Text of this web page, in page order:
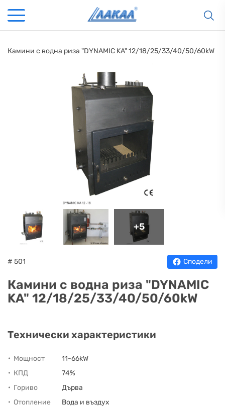
КАМИНИ
НА
ДЪРВА
KАМИНИ
НА
ПЕЛЕТИ
КОТЛИ
Камини с водна риза "DYNAMIC KA" 12/18/25/33/40/50/60kW
+5
# 501 Сподели
Камини с водна риза "DYNAMIC
KA" 12/18/25/33/40/50/60kW
Технически характеристики
Мощност
11-66kW
КПД
74%
Гориво
Дърва
Отопление
Вода и въздух